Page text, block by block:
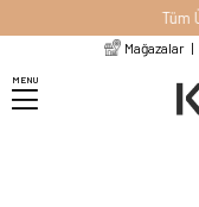
MENU
Tüm Ürünlerde
Mağazalar
Balkon Takımı (Moon Katlanır